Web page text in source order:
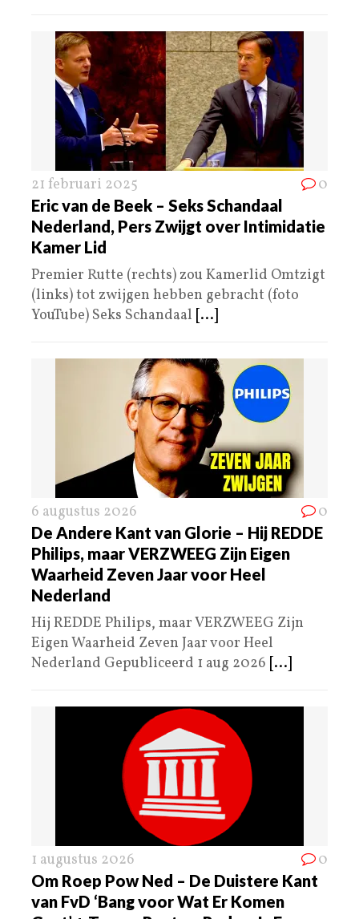
21 februari 2025 0
Eric van de Beek – Seks Schandaal
Nederland, Pers Zwijgt over Intimidatie
Kamer Lid
Premier Rutte (rechts) zou Kamerlid Omtzigt
(links) tot zwijgen hebben gebracht (foto
YouTube) Seks Schandaal [...]
6 augustus 2026 0
De Andere Kant van Glorie – Hij REDDE
Philips, maar VERZWEEG Zijn Eigen
Waarheid Zeven Jaar voor Heel
Nederland
Hij REDDE Philips, maar VERZWEEG Zijn
Eigen Waarheid Zeven Jaar voor Heel
Nederland Gepubliceerd 1 aug 2026 [...]
1 augustus 2026 0
Om Roep Pow Ned – De Duistere Kant
van FvD ‘Bang voor Wat Er Komen